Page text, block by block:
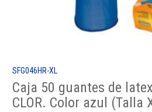
SFG046HR-XL
Caja 50 guantes de
CLOR. Color azul (Talla